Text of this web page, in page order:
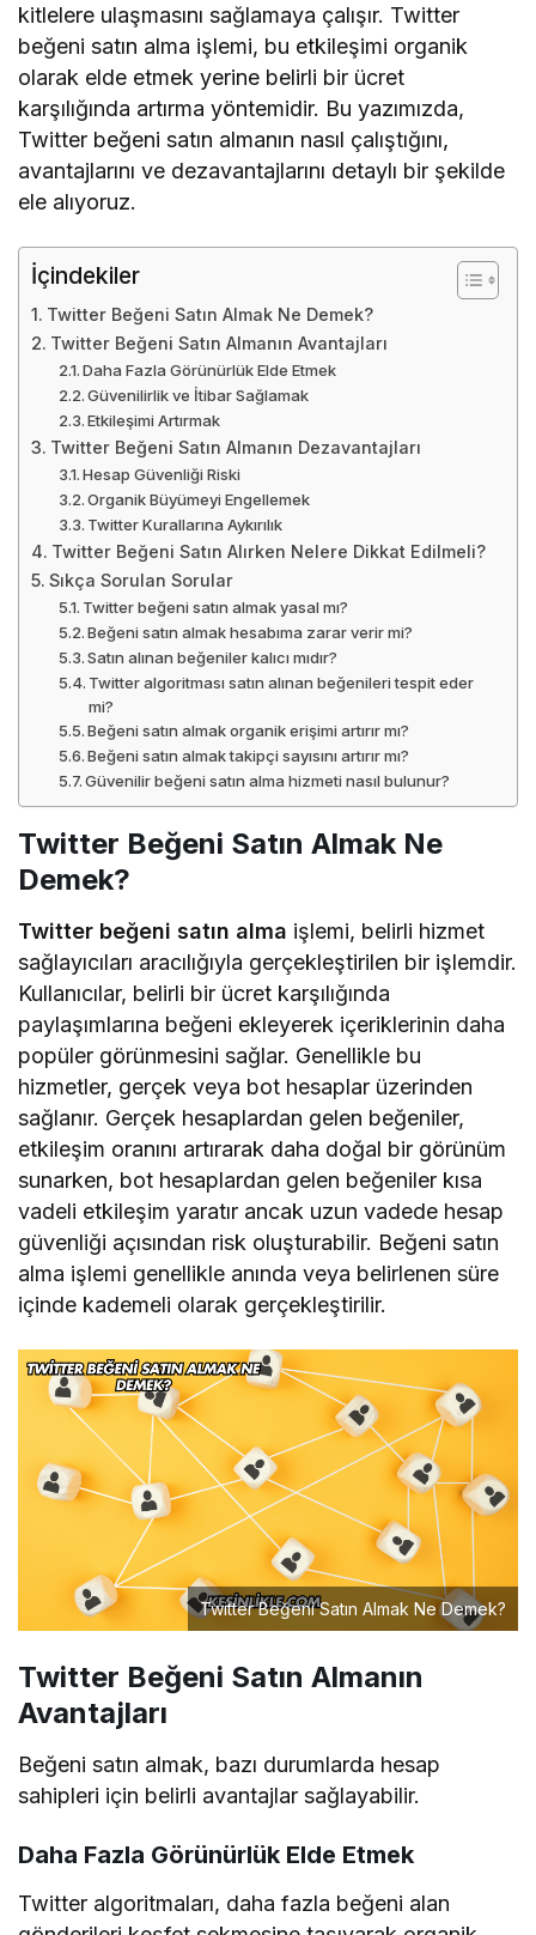
kitlelere ulaşmasını sağlamaya çalışır. Twitter
beğeni satın alma işlemi, bu etkileşimi organik
olarak elde etmek yerine belirli bir ücret
karşılığında artırma yöntemidir. Bu yazımızda,
Twitter beğeni satın almanın nasıl çalıştığını,
avantajlarını ve dezavantajlarını detaylı bir şekilde
ele alıyoruz.
İçindekiler
Twitter Beğeni Satın Almak Ne Demek?
Twitter Beğeni Satın Almanın Avantajları
Daha Fazla Görünürlük Elde Etmek
Güvenilirlik ve İtibar Sağlamak
Etkileşimi Artırmak
Twitter Beğeni Satın Almanın Dezavantajları
Hesap Güvenliği Riski
Organik Büyümeyi Engellemek
Twitter Kurallarına Aykırılık
Twitter Beğeni Satın Alırken Nelere Dikkat Edilmeli?
Sıkça Sorulan Sorular
Twitter beğeni satın almak yasal mı?
Beğeni satın almak hesabıma zarar verir mi?
Satın alınan beğeniler kalıcı mıdır?
Twitter algoritması satın alınan beğenileri tespit eder
mi?
Beğeni satın almak organik erişimi artırır mı?
Beğeni satın almak takipçi sayısını artırır mı?
Güvenilir beğeni satın alma hizmeti nasıl bulunur?
Twitter Beğeni Satın Almak Ne
Demek?
Twitter beğeni satın alma işlemi, belirli hizmet
sağlayıcıları aracılığıyla gerçekleştirilen bir işlemdir.
Kullanıcılar, belirli bir ücret karşılığında
paylaşımlarına beğeni ekleyerek içeriklerinin daha
popüler görünmesini sağlar. Genellikle bu
hizmetler, gerçek veya bot hesaplar üzerinden
sağlanır. Gerçek hesaplardan gelen beğeniler,
etkileşim oranını artırarak daha doğal bir görünüm
sunarken, bot hesaplardan gelen beğeniler kısa
vadeli etkileşim yaratır ancak uzun vadede hesap
güvenliği açısından risk oluşturabilir. Beğeni satın
alma işlemi genellikle anında veya belirlenen süre
içinde kademeli olarak gerçekleştirilir.
Twitter Beğeni Satın Almak Ne Demek?
Twitter Beğeni Satın Almanın
Avantajları
Beğeni satın almak, bazı durumlarda hesap
sahipleri için belirli avantajlar sağlayabilir.
Daha Fazla Görünürlük Elde Etmek
Twitter algoritmaları, daha fazla beğeni alan